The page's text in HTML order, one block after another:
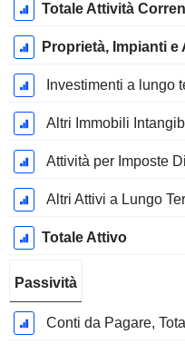
Totale Attività
Proprietà, Impianti e
Investimenti a lungo
Altri Immobili
Attività per Imposte
Altri Attivi a Lungo
Totale Attivo
Passività
Conti da Pagare,